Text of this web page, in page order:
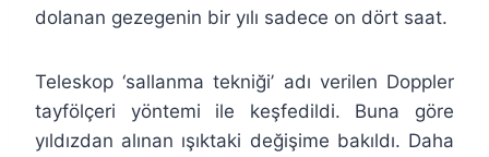
dolanan gezegenin bir yılı sadece on dört saat.
Teleskop ‘sallanma tekniği’ adı verilen Doppler
tayfölçeri yöntemi ile keşfedildi. Buna göre
yıldızdan alınan ışıktaki değişime bakıldı. Daha